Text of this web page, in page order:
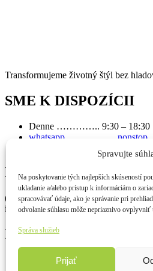
Spravujte
Na poskytovanie tých najlepších skúseností
ukladanie a/alebo prístup k informáciám o
spracovávať údaje, ako je správanie pri
odvolanie súhlasu môže nepriaznivo ovplyvniť
Správa služieb
Prijať
Transformujeme životný štýl bez
SME K DISPOZÍCII
Denne ………….. 9:30 – 18:30
whatsapp …………… nonstop
RÝCHLY KONTAKT
(+421) 902 525 286
info@skolastravovania.sk
Dôležité linky
Ochrana osobných údajov